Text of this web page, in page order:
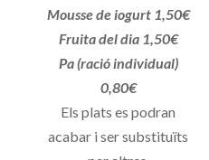
Mousse de iogurt 1,50€
Fruita del dia 1,50€
Pa (ració individual)
0,80€
Els plats es podran
acabar i ser substituïts